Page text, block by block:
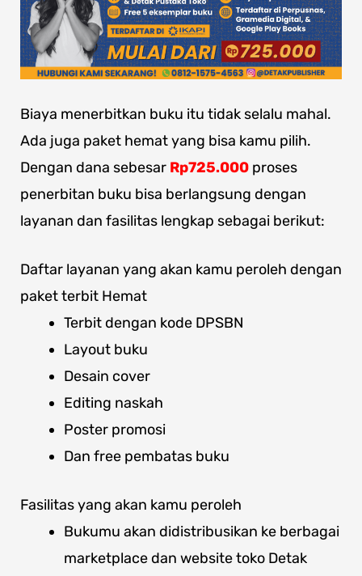
Biaya menerbitkan buku itu tidak selalu mahal.
Ada juga paket hemat yang bisa kamu pilih.
Dengan dana sebesar Rp725.000 proses
penerbitan buku bisa berlangsung dengan
layanan dan fasilitas lengkap sebagai berikut:
Daftar layanan yang akan kamu peroleh dengan
paket terbit Hemat
Terbit dengan kode DPSBN
Layout buku
Desain cover
Editing naskah
Poster promosi
Dan free pembatas buku
Fasilitas yang akan kamu peroleh
Bukumu akan didistribusikan ke berbagai
marketplace dan website toko Detak